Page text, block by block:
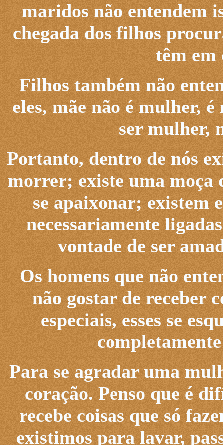
maridos não entendem
chegada dos filhos
têm em
Filhos também não
eles, mãe não é mulher,
ser mulher,
Portanto, dentro de nós
morrer; existe uma moça
se apaixonar; existem
necessariamente
vontade de ser
Os homens que não
não gostar de receber
especiais, esses se
Para se agradar uma
coração. Penso que é
recebe coisas que só
existimos para lavar,